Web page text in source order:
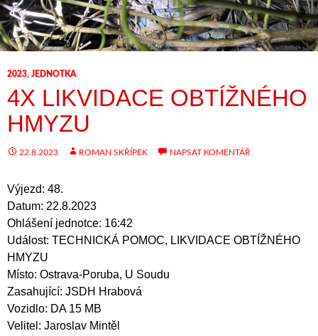
2023, JEDNOTKA
4X LIKVIDACE OBTÍŽNÉHO
HMYZU
22.8.2023 ROMAN SKŘÍPEK NAPSAT KOMENTÁŘ
Výjezd: 48.
Datum: 22.8.2023
Ohlášení jednotce: 16:42
Událost: TECHNICKÁ POMOC, LIKVIDACE OBTÍŽNÉHO
HMYZU
Místo: Ostrava-Poruba, U Soudu
Zasahující: JSDH Hrabová
Vozidlo: DA 15 MB
Velitel: Jaroslav Mintěl